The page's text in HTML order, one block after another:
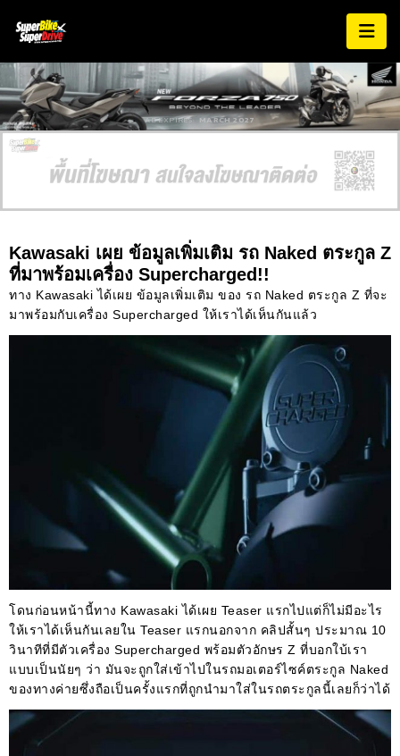
AD EXPIRES: MARCH 2027
Kawasaki เผย ข้อมูลเพิ่มเติม รถ Naked ตระกูล Z
ที่มาพร้อมเครื่อง Supercharged!!
ทาง Kawasaki ได้เผย ข้อมูลเพิ่มเติม ของ รถ Naked ตระกูล Z ที่จะ
มาพร้อมกับเครื่อง Supercharged ให้เราได้เห็นกันแล้ว
โดนก่อนหน้านี้ทาง Kawasaki ได้เผย Teaser แรกไปแต่ก็ไม่มีอะไร
ให้เราได้เห็นกันเลยใน Teaser แรกนอกจาก คลิปสั้นๆ ประมาณ 10
วินาทีที่มีตัวเครื่อง Supercharged พร้อมตัวอักษร Z ที่บอกใบ้เรา
แบบเป็นนัยๆ ว่า มันจะถูกใส่เข้าไปในรถมอเตอร์ไซค์ตระกูล Naked
ของทางค่ายซึ่งถือเป็นครั้งแรกที่ถูกนำมาใส่ในรถตระกูลนี้เลยก็ว่าได้